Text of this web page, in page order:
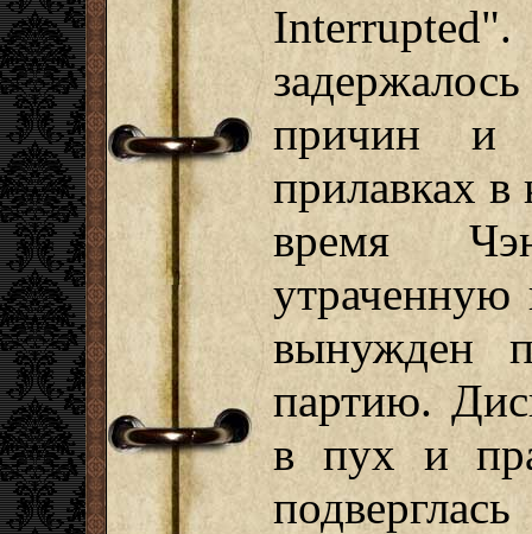
причин и
прилавках в
время
утраченную
вынужден
партию.
в пух и